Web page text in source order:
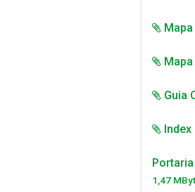
Guia
1,47